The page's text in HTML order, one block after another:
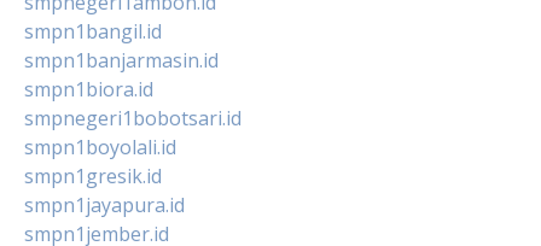
smpn1bangil.id
smpn1banjarmasin.id
smpn1biora.id
smpnegeri1bobotsari.id
smpn1boyolali.id
smpn1gresik.id
smpn1jayapura.id
smpn1jember.id